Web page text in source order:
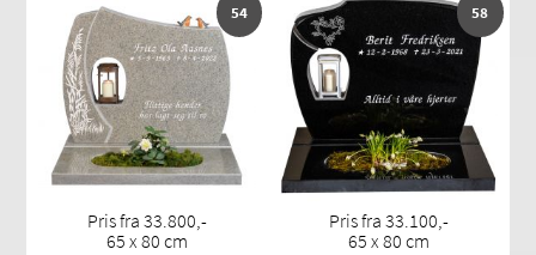
54
Pris fra 33.800,-
65 x 80 cm
58
Pris fra 33.100,-
65 x 80 cm